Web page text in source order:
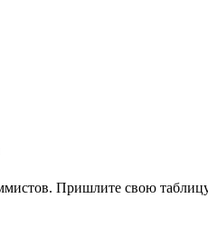
Пришлите свою таблицу